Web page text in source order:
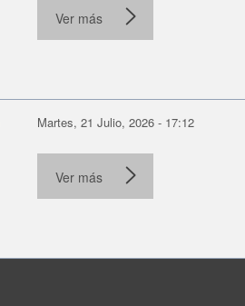
Ver más
Martes, 21 Julio, 2026 - 17:12
Ver más